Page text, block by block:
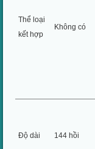
Thể loại
kết hợp
Không có
Độ dài 144 hồi